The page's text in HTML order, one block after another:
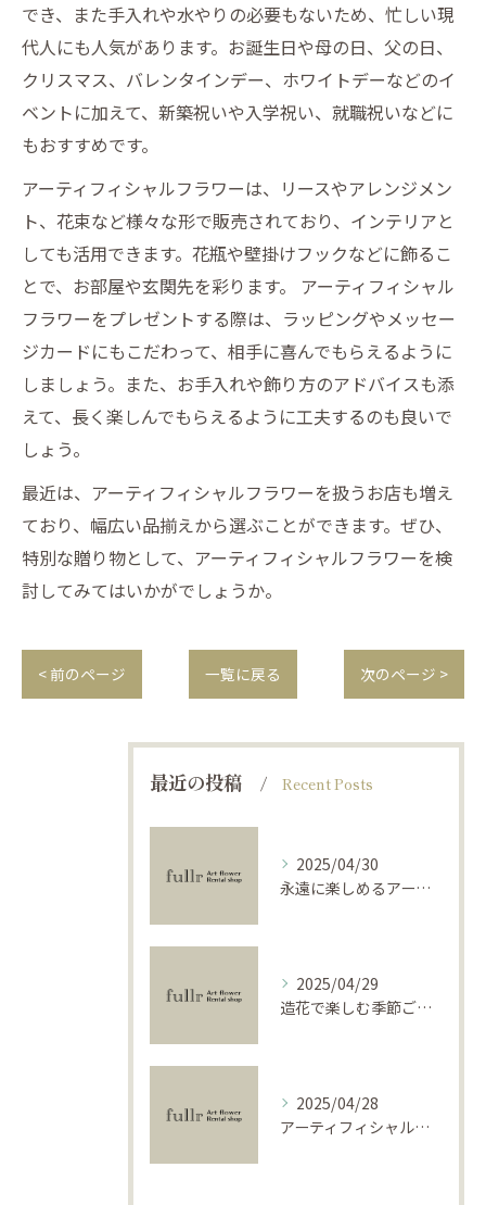
でき、また手入れや水やりの必要もないため、忙しい現
代人にも人気があります。お誕生日や母の日、父の日、
クリスマス、バレンタインデー、ホワイトデーなどのイ
ベントに加えて、新築祝いや入学祝い、就職祝いなどに
もおすすめです。
アーティフィシャルフラワーは、リースやアレンジメン
ト、花束など様々な形で販売されており、インテリアと
しても活用できます。花瓶や壁掛けフックなどに飾るこ
とで、お部屋や玄関先を彩ります。 アーティフィシャル
フラワーをプレゼントする際は、ラッピングやメッセー
ジカードにもこだわって、相手に喜んでもらえるように
しましょう。また、お手入れや飾り方のアドバイスも添
えて、長く楽しんでもらえるように工夫するのも良いで
しょう。
最近は、アーティフィシャルフラワーを扱うお店も増え
ており、幅広い品揃えから選ぶことができます。ぜひ、
特別な贈り物として、アーティフィシャルフラワーを検
討してみてはいかがでしょうか。
< 前のページ 一覧に戻る 次のページ >
最近の投稿 Recent Posts
2025/04/30
永遠に楽しめるアーティフィシャルフラワーの使い方
2025/04/29
造花で楽しむ季節ごとのインテリア
2025/04/28
アーティフィシャルフラワーで学ぶ基礎と活用法